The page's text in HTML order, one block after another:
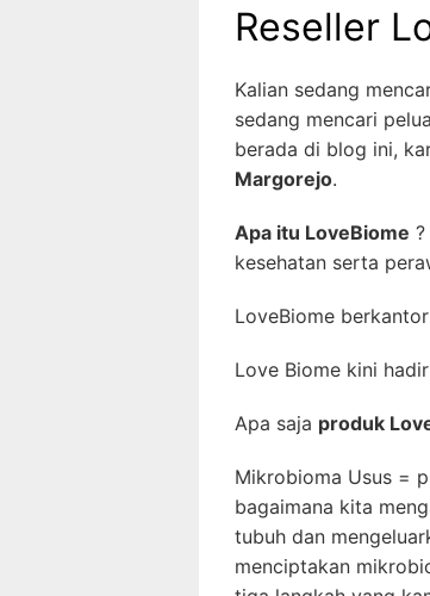
Reseller
Kalian sedang
sedang mencari
berada di blog ini,
Margorejo.
Apa itu LoveBiome
kesehatan serta
LoveBiome
Love Biome kini
Apa saja produk
Mikrobioma Usus =
bagaimana kita
tubuh dan
menciptakan